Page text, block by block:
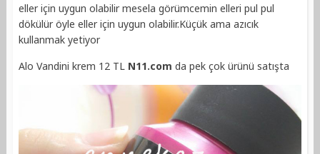
eller için uygun olabilir mesela görümcemin elleri pul pul
dökülür öyle eller için uygun olabilir.Küçük ama azıcık
kullanmak yetiyor
Alo Vandini krem 12 TL N11.com da pek çok ürünü satışta